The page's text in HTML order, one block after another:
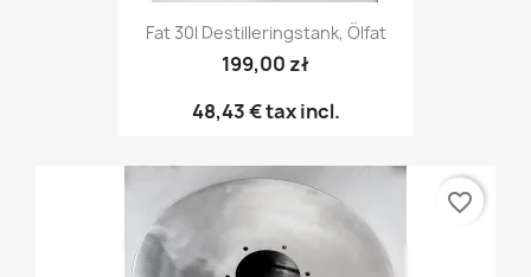
Fat 30l Destilleringstank, Ölfat
199,00 zł
48,43 €tax incl.
favorite_border